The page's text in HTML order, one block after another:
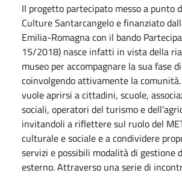
Il progetto partecipato messo a punto
Culture Santarcangelo e finanziato
Emilia-Romagna con il bando
15/2018) nasce infatti in vista della
museo per accompagnare la sua fase
coinvolgendo attivamente la
vuole aprirsi a cittadini, scuole,
sociali, operatori del turismo e
invitandoli a riflettere sul ruolo del
culturale e sociale e a condividere
servizi e possibili modalità di gestione
esterno. Attraverso una serie di